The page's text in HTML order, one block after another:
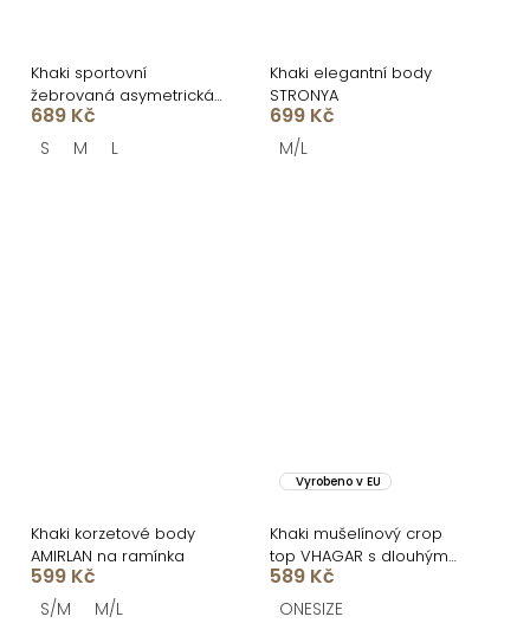
Khaki sportovní
žebrovaná asymetrická
podprsenka ENETEL
689 Kč
S M L
Khaki elegantní body
STRONYA
699 Kč
M/L
Khaki korzetové body
AMIRLAN na ramínka
599 Kč
S/M M/L
Vyrobeno v EU
Khaki mušelínový crop
top VHAGAR s dlouhým
rukávem
589 Kč
ONESIZE